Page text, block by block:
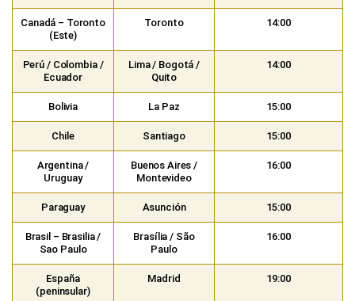
Canadá – Toronto
(Este)
Toronto 14:00
Perú / Colombia /
Ecuador
Lima / Bogotá /
Quito
14:00
Bolivia La Paz 15:00
Chile Santiago 15:00
Argentina /
Uruguay
Buenos Aires /
Montevideo
16:00
Paraguay Asunción 15:00
Brasil – Brasilia /
Sao Paulo
Brasília / São
Paulo
16:00
España
(peninsular)
Madrid 19:00